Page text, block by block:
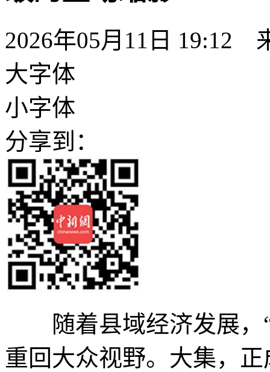
2026年05月11日 19:12
大字体
小字体
分享到：
随着县域经济发展，“
重回大众视野。大集，